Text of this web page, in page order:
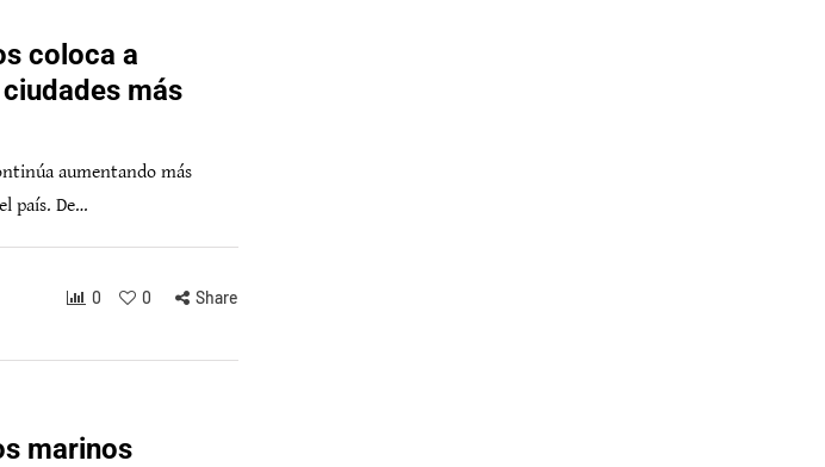
coloca a
más
aumentando más
país. De…
0 0 Share
marinos